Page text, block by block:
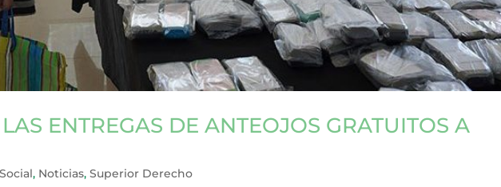
ENTREGAS DE ANTEOJOS GRATUITOS A
, Noticias,Superior Derecho